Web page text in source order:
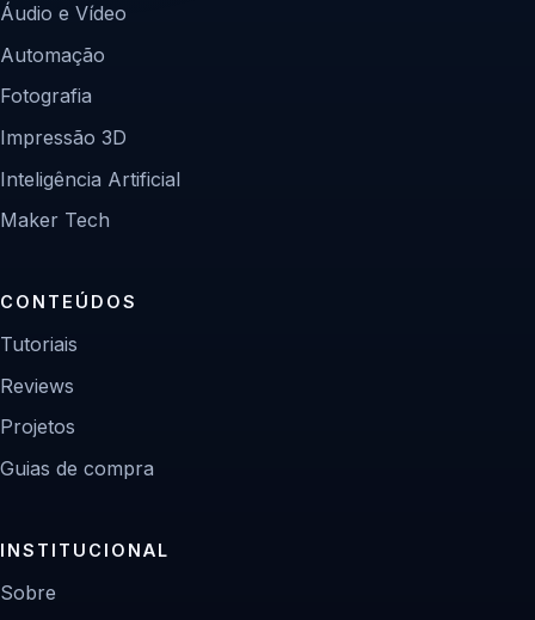
Áudio e Vídeo
Automação
Fotografia
Impressão 3D
Inteligência Artificial
Maker Tech
CONTEÚDOS
Tutoriais
Reviews
Projetos
Guias de compra
INSTITUCIONAL
Sobre